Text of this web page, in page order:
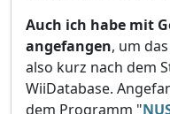
Auch ich habe mit
angefangen, um
also kurz nach dem
WiiDatabase.
dem Programm "